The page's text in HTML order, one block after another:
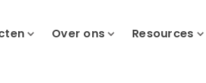
Over ons Resources